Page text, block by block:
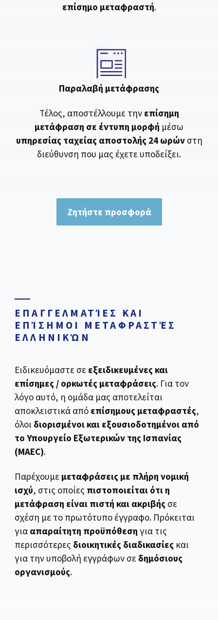
επίσημο μεταφραστή.
Παραλαβή μετάφρασης
Τέλος, αποστέλλουμε την επίσημη
μετάφραση σε έντυπη μορφή μέσω
υπηρεσίας ταχείας αποστολής 24 ωρώνστη
διεύθυνση που μας έχετε υποδείξει.
Ζητήστε προσφορά
ΕΠΑΓΓΕΛΜΑΤΊΕΣ ΚΑΙ
ΕΠΊΣΗΜΟΙ ΜΕΤΑΦΡΑΣΤΈΣ
ΕΛΛΗΝΙΚΏΝ
Ειδικευόμαστε σε εξειδικευμένες και
επίσημες / ορκωτές μεταφράσεις. Για τον
λόγο αυτό, η ομάδα μας αποτελείται
αποκλειστικά από επίσημους μεταφραστές,
όλοι διορισμένοι και εξουσιοδοτημένοι από
το Υπουργείο Εξωτερικών της Ισπανίας
(MAEC).
Παρέχουμε μεταφράσεις με πλήρη νομική
ισχύ, στις οποίες πιστοποιείται ότι η
μετάφραση είναι πιστή και ακριβής σε
σχέση με το πρωτότυπο έγγραφο. Πρόκειται
για απαραίτητη προϋπόθεση για τις
περισσότερες διοικητικές διαδικασίες και
για την υποβολή εγγράφων σε δημόσιους
οργανισμούς.